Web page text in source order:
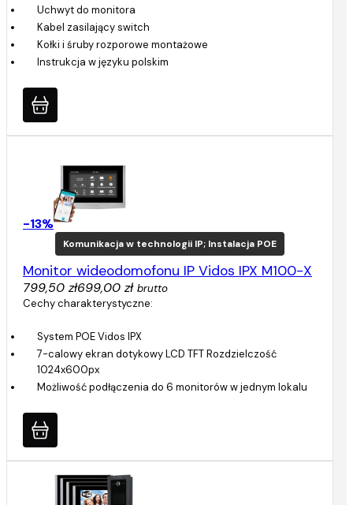
Uchwyt do monitora
Kabel zasilający switch
Kołki i śruby rozporowe montażowe
Instrukcja w języku polskim
-13%
Komunikacja w technologii IP; Instalacja POE
Monitor wideodomofonu IP Vidos IPX M100-X
799,50 zł699,00 zł brutto
Cechy charakterystyczne:
System POE Vidos IPX
7-calowy ekran dotykowy LCD TFT Rozdzielczość
1024x600px
Możliwość podłączenia do 6 monitorów w jednym lokalu